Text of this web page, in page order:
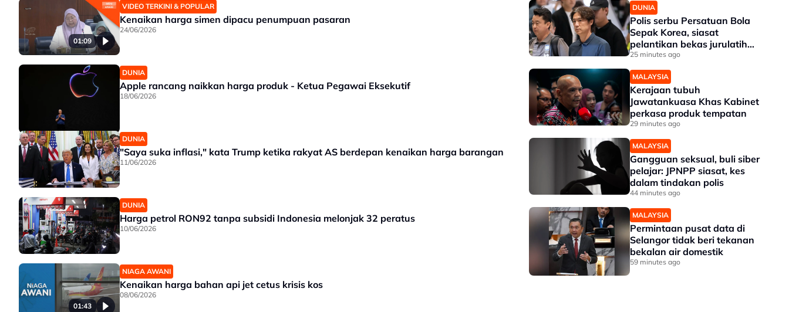
01:09
VIDEO TERKINI & POPULAR
Kenaikan harga simen dipacu penumpuan pasaran
24/06/2026
DUNIA
Apple rancang naikkan harga produk - Ketua Pegawai Eksekutif
18/06/2026
DUNIA
"Saya suka inflasi," kata Trump ketika rakyat AS berdepan kenaikan harga barangan
11/06/2026
DUNIA
Harga petrol RON92 tanpa subsidi Indonesia melonjak 32 peratus
10/06/2026
01:43
NIAGA AWANI
Kenaikan harga bahan api jet cetus krisis kos
08/06/2026
DUNIA
Polis serbu Persatuan Bola
Sepak Korea, siasat
pelantikan bekas jurulatih
Piala Dunia
25 minutes ago
MALAYSIA
Kerajaan tubuh
Jawatankuasa Khas Kabinet
perkasa produk tempatan
29 minutes ago
MALAYSIA
Gangguan seksual, buli siber
pelajar: JPNPP siasat, kes
dalam tindakan polis
44 minutes ago
MALAYSIA
Permintaan pusat data di
Selangor tidak beri tekanan
bekalan air domestik
59 minutes ago